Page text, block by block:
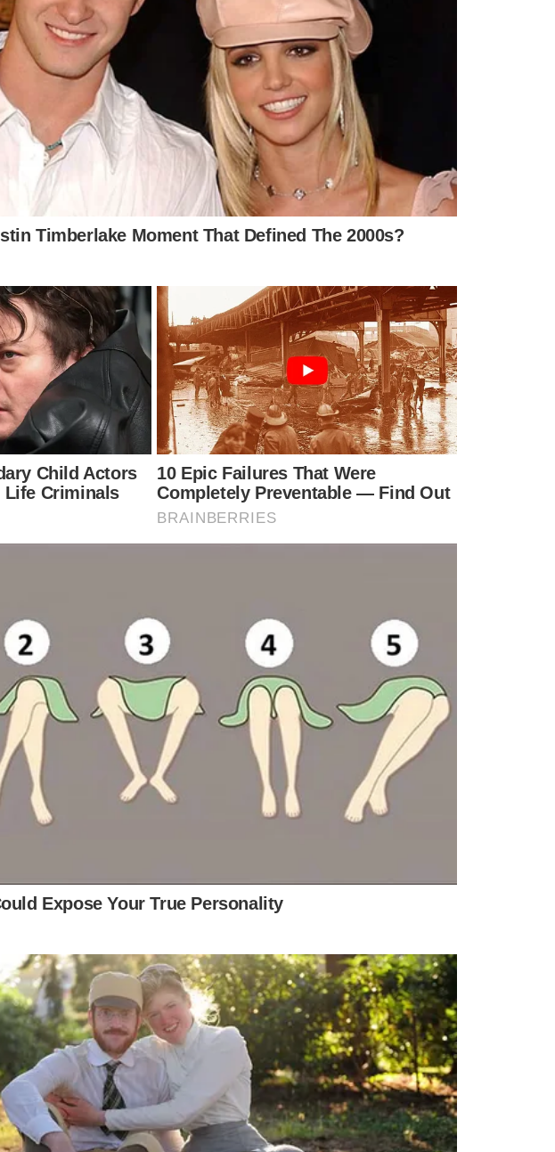
Timberlake Moment That Defined The 2000s?
Child Actors
Life Criminals
10 Epic Failures That Were
Completely Preventable — Find Out
BRAINBERRIES
Expose Your True Personality